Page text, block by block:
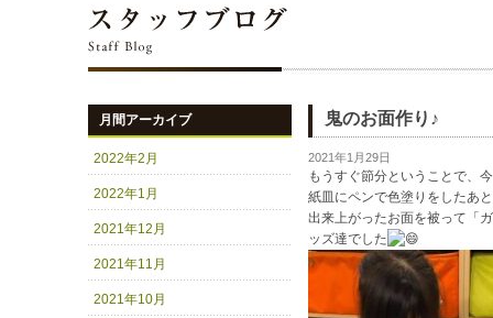
月間アーカイブ
2022年2月
2022年1月
2021年12月
2021年11月
2021年10月
鬼のお面作り♪
2021年1月29日
もうすぐ節分ということで、
紙皿にペンで色塗りをしたあ
出来上がったお面を被って「
ッズ達でした